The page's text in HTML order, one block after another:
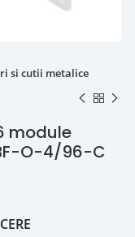
si cutii metalice
module
O-4/96-C